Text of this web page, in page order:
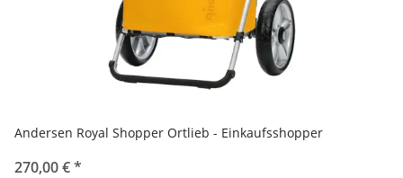
Andersen Royal Shopper Ortlieb - Einkaufsshopper
270,00 €*